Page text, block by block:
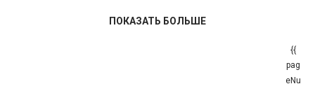
ПОКАЗАТЬ БОЛЬШЕ
{{
pag
eNu